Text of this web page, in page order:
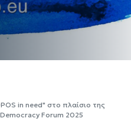
in need" στο πλαίσιο της
Forum 2025